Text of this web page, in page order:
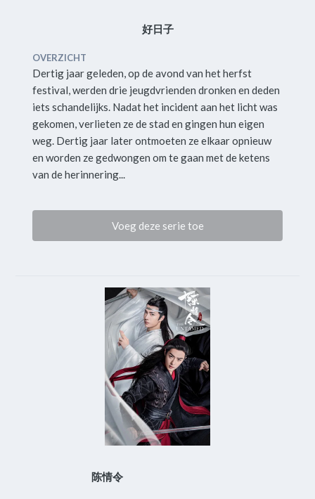
好日子
OVERZICHT
Dertig jaar geleden, op de avond van het herfst
festival, werden drie jeugdvrienden dronken en deden
iets schandelijks. Nadat het incident aan het licht was
gekomen, verlieten ze de stad en gingen hun eigen
weg. Dertig jaar later ontmoeten ze elkaar opnieuw
en worden ze gedwongen om te gaan met de ketens
van de herinnering...
Voeg deze serie toe
陈情令